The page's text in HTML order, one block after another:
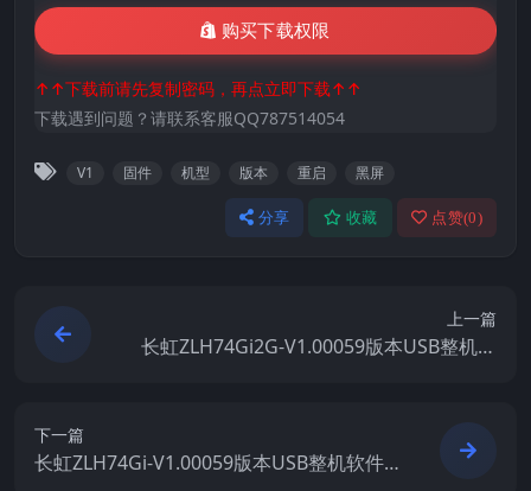
购买下载权限
↑↑下载前请先复制密码，再点立即下载↑↑
下载遇到问题？请联系客服QQ787514054
V1 固件 机型 版本 重启 黑屏
分享 收藏 点赞(0)
上一篇
长虹ZLH74Gi2G-V1.00059版本USB整机软
下一篇
长虹ZLH74Gi-V1.00059版本USB整机软件